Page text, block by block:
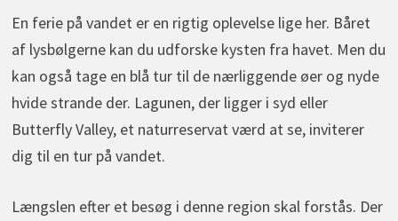
En ferie på vandet er en rigtig oplevelse lige her. Båret
af lysbølgerne kan du udforske kysten fra havet. Men du
kan også tage en blå tur til de nærliggende øer og nyde
hvide strande der. Lagunen, der ligger i syd eller
Butterfly Valley, et naturreservat værd at se, inviterer
dig til en tur på vandet.
Længslen efter et besøg i denne region skal forstås. Der